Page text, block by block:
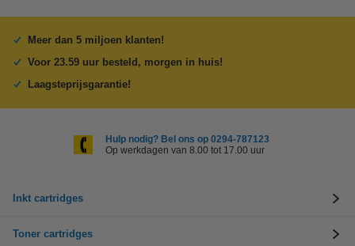
Meer dan 5 miljoen klanten!
Voor 23.59 uur besteld, morgen in huis!
Laagsteprijsgarantie!
Hulp nodig? Bel ons op 0294-787123
Op werkdagen van 8.00 tot 17.00 uur
Inkt cartridges
Toner cartridges